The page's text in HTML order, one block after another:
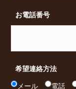
お電話番号
希望連絡方法
メール 電話